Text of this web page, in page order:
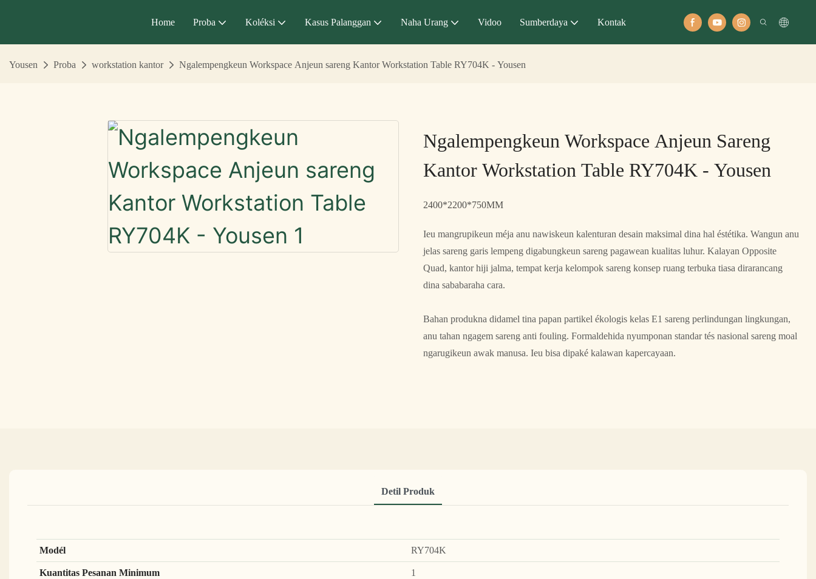
Home Proba Koléksi Kasus Palanggan Naha Urang Vidoo Sumberdaya Kontak
Yousen Proba workstation kantor Ngalempengkeun Workspace Anjeun sareng Kantor Workstation Table RY704K - Yousen
Ngalempengkeun Workspace Anjeun Sareng
Kantor Workstation Table RY704K - Yousen
2400*2200*750MM
Ieu mangrupikeun méja anu nawiskeun kalenturan desain maksimal dina hal éstétika. Wangun anu
jelas sareng garis lempeng digabungkeun sareng pagawean kualitas luhur. Kalayan Opposite
Quad, kantor hiji jalma, tempat kerja kelompok sareng konsep ruang terbuka tiasa dirarancang
dina sababaraha cara.
Bahan produkna didamel tina papan partikel ékologis kelas E1 sareng perlindungan lingkungan,
anu tahan ngagem sareng anti fouling. Formaldehida nyumponan standar tés nasional sareng moal
ngarugikeun awak manusa. Ieu bisa dipaké kalawan kapercayaan.
Detil Produk
Modél
RY704K
Kuantitas Pesanan Minimum
1